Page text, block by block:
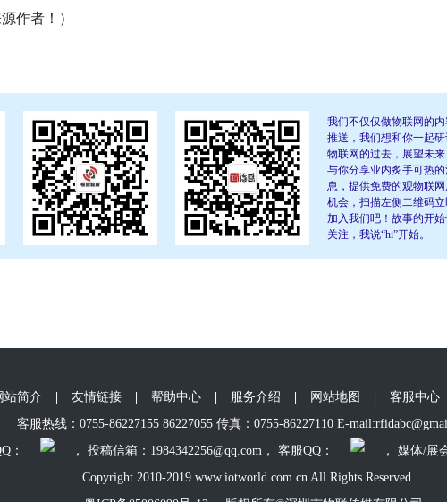
作者！）
我们不仅仅做物联网的
推送，我们想和你一起
物联网的过去，展望未来
与你分享业内炙手可热
息，提供免费的观物联网
机会，扫描左侧二维码立
加入我们吧！故事的开
关注，我说“hi”开始。
站简介 友情链接 帮助中心 服务介绍 网站地图
客服中心
客服热线：0755-86227155 86227055 传真：0755-86227110 E-
：
， 投稿信箱：1984342256@qq.com， 客服QQ：
， 媒体/展
Copyright 2010-2019 www.iotworld.com.cn All Rights Reserved